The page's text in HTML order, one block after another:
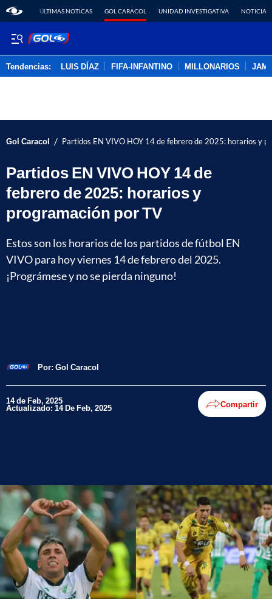
ÚLTIMAS NOTICAS GOL CARACOL UNIDAD INVESTIGATIVA NOTICIAS
Tendencias: LUIS DÍAZ FIFA-INFANTINO MILLONARIOS
Gol Caracol / Partidos EN VIVO HOY 14 de febrero de 2025: horarios y
Partidos EN VIVO HOY 14 de
febrero de 2025: horarios y
programación por TV
Estos son los horarios de los partidos de fútbol EN
VIVO para hoy viernes 14 de febrero del 2025.
¡Prográmese y no se pierda ninguno!
Por: Gol Caracol
14 de Feb, 2025
Actualizado: 14 De Feb, 2025 Compartir